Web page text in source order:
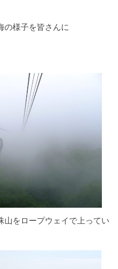
の様子を皆さんに
山をロープウェイで上ってい